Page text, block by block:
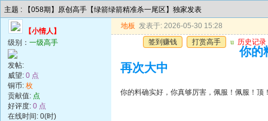
主题 : 【058期】原创高手【绿箭绿箭精准杀一尾区】独家发表
【小情人】
级别： 一级高手
发帖:
威望: 0 点
铜币: 枚
贡献值: 点
好评度: 0 点
在线时间: 0(时)
地板 发表于: 2026-05-30 15:28
签到赚钱
打赏高手 u 历史记录
你的
再次大中
你的料确实好，你真够厉害，佩服！佩服！顶